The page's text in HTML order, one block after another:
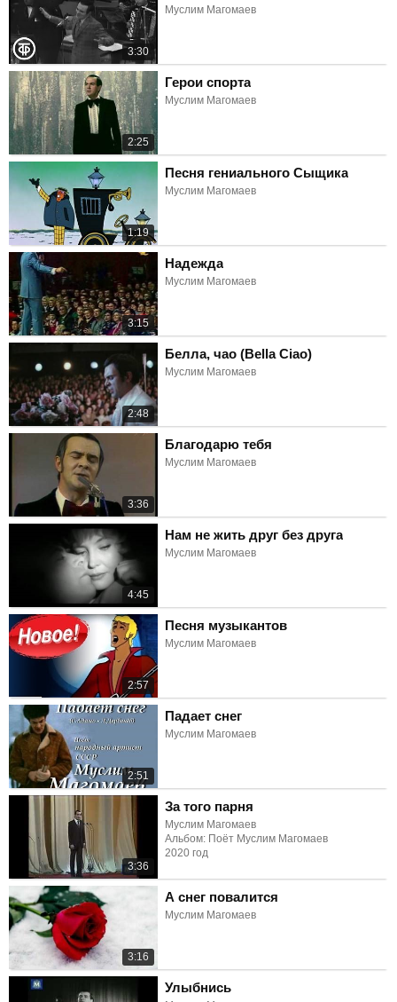
3:30
Муслим Магомаев
2:25
Герои спорта
Муслим Магомаев
1:19
Песня гениального Сыщика
Муслим Магомаев
3:15
Надежда
Муслим Магомаев
2:48
Белла, чао (Bella Ciao)
Муслим Магомаев
3:36
Благодарю тебя
Муслим Магомаев
4:45
Нам не жить друг без друга
Муслим Магомаев
2:57
Песня музыкантов
Муслим Магомаев
2:51
Падает снег
Муслим Магомаев
3:36
За того парня
Муслим Магомаев
Альбом: Поёт Муслим Магомаев
2020 год
3:16
А снег повалится
Муслим Магомаев
Улыбнись